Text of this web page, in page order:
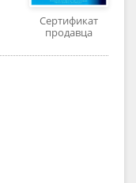
Сертификат
продавца